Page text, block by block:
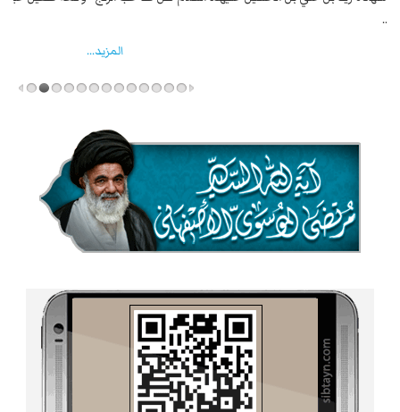
واخماد انقلابه ...